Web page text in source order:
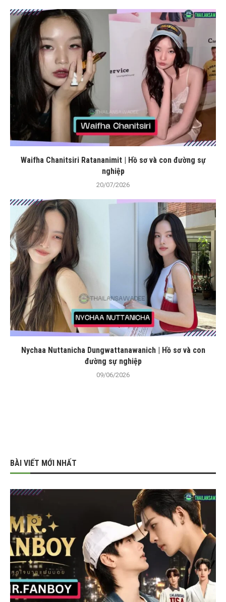
Waifha Chanitsiri Ratananimit | Hồ sơ và con đường sự
nghiệp
20/07/2026
Nychaa Nuttanicha Dungwattanawanich | Hồ sơ và con
đường sự nghiệp
09/06/2026
BÀI VIẾT MỚI NHẤT